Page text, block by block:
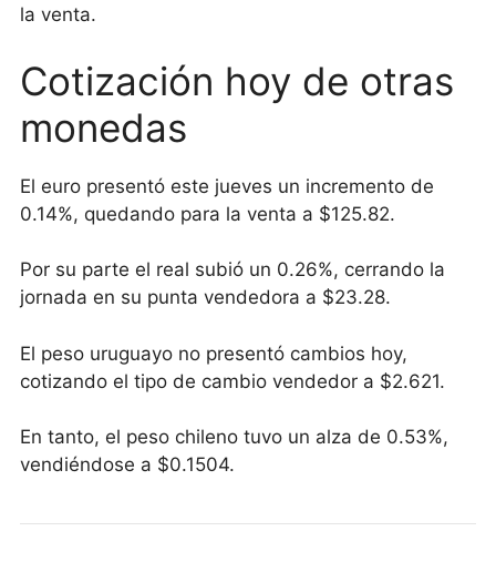
la venta.
Cotización hoy de otras
monedas
El euro presentó este jueves un incremento de
0.14%, quedando para la venta a $125.82.
Por su parte el real subió un 0.26%, cerrando la
jornada en su punta vendedora a $23.28.
El peso uruguayo no presentó cambios hoy,
cotizando el tipo de cambio vendedor a $2.621.
En tanto, el peso chileno tuvo un alza de 0.53%,
vendiéndose a $0.1504.